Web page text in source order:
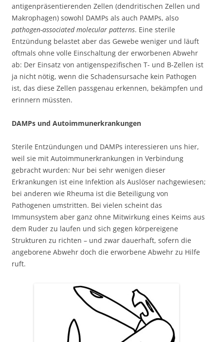
antigenpräsentierenden Zellen (dendritischen Zellen und
Makrophagen) sowohl DAMPs als auch PAMPs, also
pathogen-associated molecular patterns. Eine sterile
Entzündung belastet aber das Gewebe weniger und läuft
oftmals ohne volle Einschaltung der erworbenen Abwehr
ab: Der Einsatz von antigenspezifischen T- und B-Zellen ist
ja nicht nötig, wenn die Schadensursache kein Pathogen
ist, das diese Zellen passgenau erkennen, bekämpfen und
erinnern müssten.
DAMPs und Autoimmunerkrankungen
Sterile Entzündungen und DAMPs interessieren uns hier,
weil sie mit Autoimmunerkrankungen in Verbindung
gebracht wurden: Nur bei sehr wenigen dieser
Erkrankungen ist eine Infektion als Auslöser nachgewiesen;
bei anderen wie Rheuma ist die Beteiligung von
Pathogenen umstritten. Bei vielen scheint das
Immunsystem aber ganz ohne Mitwirkung eines Keims aus
dem Ruder zu laufen und sich gegen körpereigene
Strukturen zu richten – und zwar dauerhaft, sofern die
angeborene Abwehr doch die erworbene Abwehr zu Hilfe
ruft.